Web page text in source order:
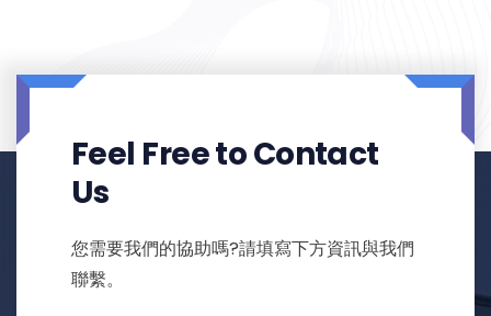
Feel Free to Contact
Us
您需要我們的協助嗎?請填寫下方資訊與我們
聯繫。